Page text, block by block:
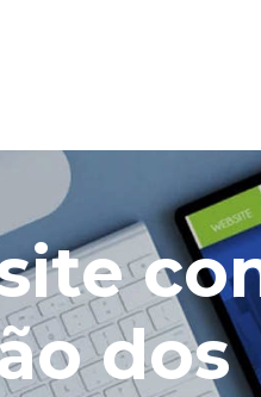
dos